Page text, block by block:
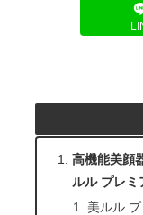
高機能美顔
ルル プレミ
美ルル